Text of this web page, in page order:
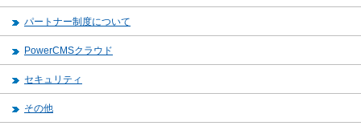
パートナー制度について
PowerCMSクラウド
セキュリティ
その他